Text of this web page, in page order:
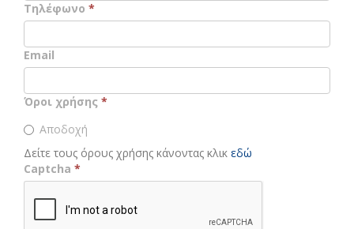
Τηλέφωνο *
Email
Όροι χρήσης *
Αποδοχή
Δείτε τους όρους χρήσης κάνοντας κλικ εδώ
Captcha *